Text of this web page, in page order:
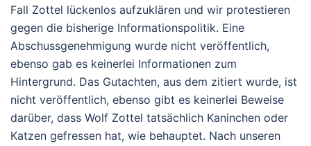
Fall Zottel lückenlos aufzuklären und wir protestieren
gegen die bisherige Informationspolitik. Eine
Abschussgenehmigung wurde nicht veröffentlich,
ebenso gab es keinerlei Informationen zum
Hintergrund. Das Gutachten, aus dem zitiert wurde, ist
nicht veröffentlich, ebenso gibt es keinerlei Beweise
darüber, dass Wolf Zottel tatsächlich Kaninchen oder
Katzen gefressen hat, wie behauptet. Nach unseren